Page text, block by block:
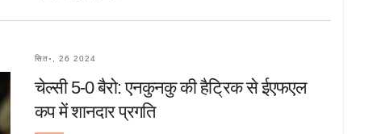
सित॰, 26 2024
चेल्सी 5-0 बैरो: एनकुनकु की हैट्रिक से ईएफएल
कप में शानदार प्रगति